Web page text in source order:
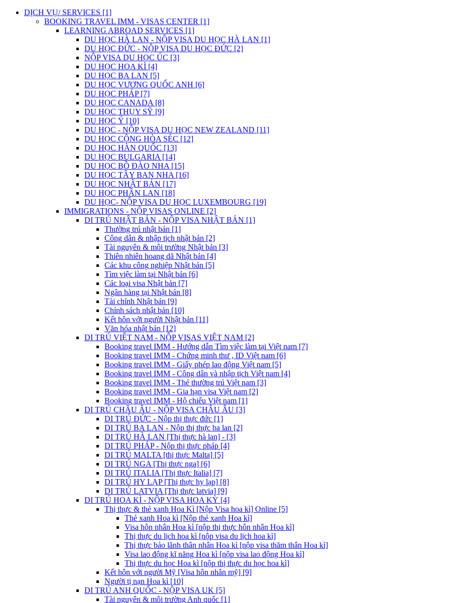
DỊCH VỤ/ SERVICES [1]
BOOKING TRAVEL IMM - VISAS CENTER [1]
LEARNING ABROAD SERVICES [1]
DU HỌC HÀ LAN - NỘP VISA DU HỌC HÀ LAN [1]
DU HỌC ĐỨC - NỘP VISA DU HỌC ĐỨC [2]
NỘP VISA DU HỌC ÚC [3]
DU HỌC HOA KÌ [4]
DU HỌC BA LAN [5]
DU HỌC VƯƠNG QUỐC ANH [6]
DU HỌC PHÁP [7]
DU HỌC CANADA [8]
DU HỌC THỤY SỸ [9]
DU HỌC Ý [10]
DU HỌC - NỘP VISA DU HỌC NEW ZEALAND [11]
DU HỌC CỘNG HÒA SÉC [12]
DU HỌC HÀN QUỐC [13]
DU HỌC BULGARIA [14]
DU HỌC BỒ ĐÀO NHA [15]
DU HỌC TÂY BAN NHA [16]
DU HỌC NHẬT BẢN [17]
DU HỌC PHẦN LAN [18]
DU HỌC- NỘP VISA DU HỌC LUXEMBOURG [19]
IMMIGRATIONS - NỘP VISAS ONLINE [2]
DI TRÚ NHẬT BẢN - NỘP VISA NHẬT BẢN [1]
Thường trú nhật bản [1]
Công dân & nhập tịch nhật bản [2]
Tài nguyên & môi trường Nhật bản [3]
Thiên nhiên hoang dã Nhật bản [4]
Các khu công nghiệp Nhật bản [5]
Tìm việc làm tại Nhật bản [6]
Các loại visa Nhật bản [7]
Ngân hàng tại Nhật bản [8]
Tài chính Nhật bản [9]
Chính sách nhật bản [10]
Kết hôn với người Nhật bản [11]
Văn hóa nhật bản [12]
DI TRÚ VIỆT NAM - NỘP VISAS VIỆT NAM [2]
Booking travel IMM - Hướng dẫn Tìm việc làm tại Việt nam [7]
Booking travel IMM - Chứng minh thư , ID Việt nam [6]
Booking travel IMM - Giấy phép lao động Việt nam [5]
Booking travel IMM - Công dân và nhập tịch Việt nam [4]
Booking travel IMM - Thẻ thường trú Việt nam [3]
Booking travel IMM - Gia hạn visa Việt nam [2]
Booking travel IMM - Hộ chiếu Việt nam [1]
DI TRÚ CHÂU ÂU - NỘP VISA CHÂU ÂU [3]
DI TRÚ ĐỨC - Nộp thị thực đức [1]
DI TRÚ BA LAN - Nộp thị thực ba lan [2]
DI TRÚ HÀ LAN [Thị thực hà lan] - [3]
DI TRÚ PHÁP - Nộp thị thực pháp [4]
DI TRÚ MALTA [thị thực Malta] [5]
DI TRÚ NGA [Thị thực nga] [6]
DI TRÚ ITALIA [Thị thực Italia] [7]
DI TRÚ HY LẠP [Thị thực hy lạp] [8]
DI TRÚ LATVIA [Thị thực latvia] [9]
DI TRÚ HOA KÌ - NỘP VISA HOA KỲ [4]
Thị thực & thẻ xanh Hoa Kì [Nộp Visa hoa kì] Online [5]
Thẻ xanh Hoa kì [Nộp thẻ xanh Hoa kì]
Visa hôn nhân Hoa kì [nộp thị thực hôn nhân Hoa kì]
Thị thực du lịch hoa kì [nộp visa du lịch hoa kì]
Thị thực bảo lãnh thân nhân Hoa kì [nộp visa thăm thân Hoa kì]
Visa lao động kĩ năng Hoa kì [nộp visa lao động Hoa kì]
Thị thực du học Hoa kì [nộp thị thực du học hoa kì]
Kết hôn với người Mỹ [Visa hôn nhân mỹ] [9]
Người tị nạn Hoa kì [10]
DI TRÚ ANH QUỐC - NỘP VISA UK [5]
Tài nguyên & môi trường Anh quốc [1]